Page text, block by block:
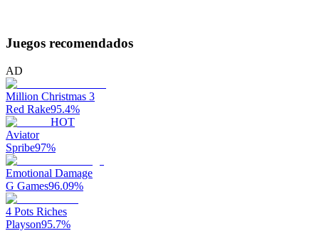
Juegos recomendados
AD
Million Christmas 3
Red Rake95.4%
HOT
Aviator
Spribe97%
Emotional Damage
G Games96.09%
4 Pots Riches
Playson95.7%